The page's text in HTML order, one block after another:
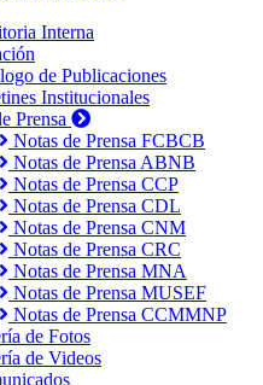
Interna
de Publicaciones
Institucionales
Prensa
Notas de Prensa FCBCB
Notas de Prensa ABNB
Notas de Prensa CCP
Notas de Prensa CDL
Notas de Prensa CNM
Notas de Prensa CRC
Notas de Prensa MNA
Notas de Prensa MUSEF
Notas de Prensa CCMMNP
de Fotos
de Videos